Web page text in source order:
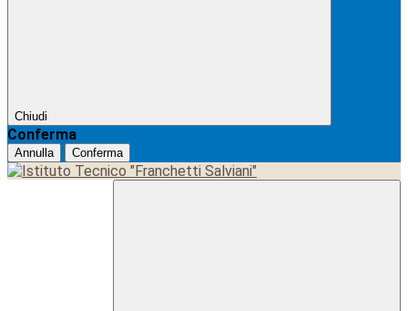
Chiudi
Conferma
Annulla Conferma